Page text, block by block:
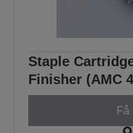
Staple
Finisher (AMC
Få